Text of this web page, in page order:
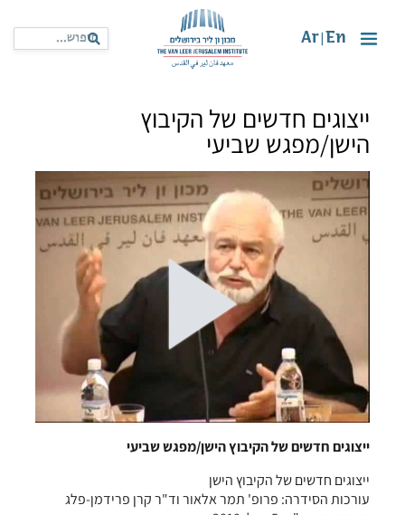
En
Ar
ייצוגים חדשים של הקיבוץ
הישן/מפגש שביעי
ייצוגים חדשים של הקיבוץ הישן/מפגש שביעי
ייצוגים חדשים של הקיבוץ הישן
עורכות הסידרה: פרופ' תמר אלאור וד"ר קרן פרידמן-פלג